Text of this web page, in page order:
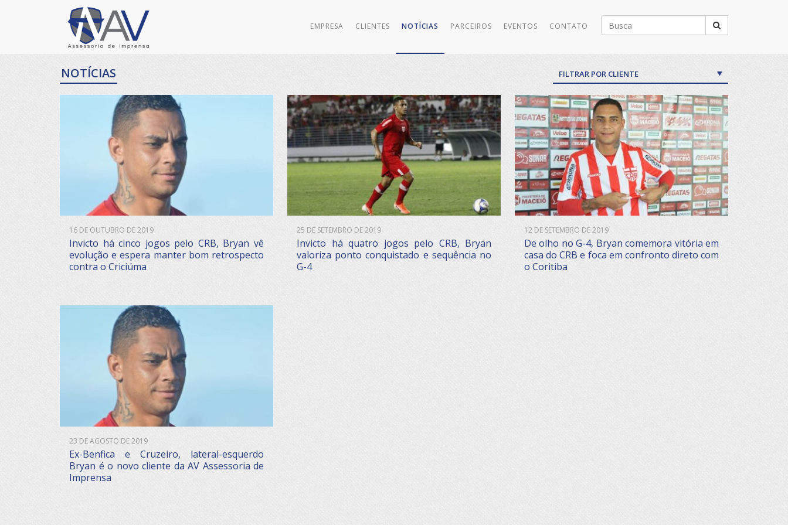
Buscar
por:
EMPRESA CLIENTES NOTÍCIAS PARCEIROS EVENTOS CONTATO
NOTÍCIAS FILTRAR POR CLIENTE
16 DE OUTUBRO DE 2019
Invicto há cinco jogos pelo CRB, Bryan vê
evolução e espera manter bom retrospecto
contra o Criciúma
25 DE SETEMBRO DE 2019
Invicto há quatro jogos pelo CRB, Bryan
valoriza ponto conquistado e sequência no
G-4
12 DE SETEMBRO DE 2019
De olho no G-4, Bryan comemora vitória em
casa do CRB e foca em confronto direto com
o Coritiba
23 DE AGOSTO DE 2019
Ex-Benfica e Cruzeiro, lateral-esquerdo
Bryan é o novo cliente da AV Assessoria de
Imprensa